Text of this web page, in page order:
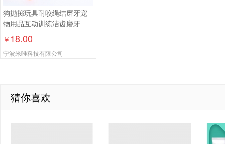
狗抛掷玩具耐咬绳结磨牙宠
物用品互动训练洁齿磨牙大
小型犬玩具球
￥ 18.00
宁波米唯科技有限公司
猜你喜欢